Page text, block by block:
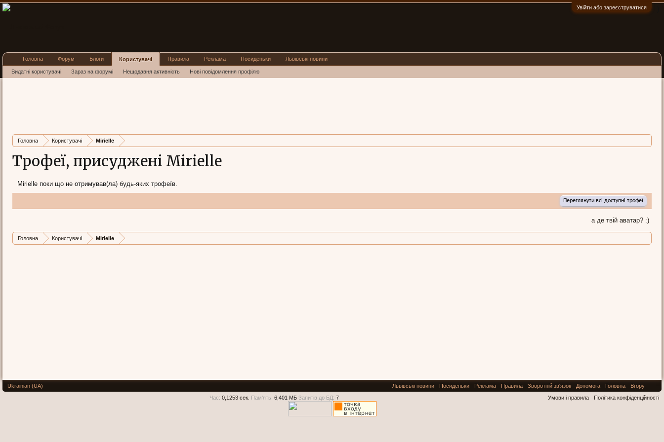
Увійти або зареєструватися
Головна Користувачі Mirielle
Трофеї, присуджені Mirielle
Mirielle поки що не отримував(ла) будь-яких трофеїв.
Переглянути всі доступні трофеї
а де твій аватар? :)
Головна Користувачі Mirielle
Головна Форум Блоги Користувачі
Видатні користувачі Зараз на форумі Нещодавня активність Нові повідомлення профілю
Правила Реклама Посиденьки Львівські новини
Ukrainian (UA) Львівські новини Посиденьки Реклама Правила Зворотній зв'язок Допомога Головна
Вгору
Умови і правила
Політика конфіденційності
Час: 0,1253 сек. Пам'ять: 6,401 МБ Запитів до БД: 7